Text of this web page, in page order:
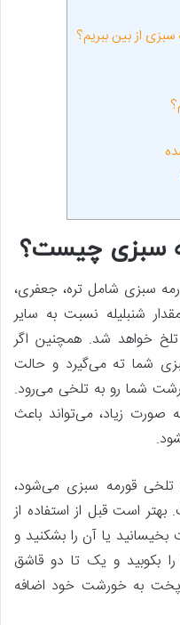
از بین ببریم؟
سبزی چیست؟
سبزی شامل تره، جعفری،
شنبلیله نسبت به سایر
خواهد شد. همچنین اگر
شما ته می‌گیرد و حالت
شما رو به تلخی می‌رود.
زیاد، می‌تواند باعث
تلخی قورمه سبزی می‌شود،
بهتر است قبل از استفاده از
یا آن را بشکنید و
بکوبید و یک تا دو قاشق
پخت به خورشت خود اضافه